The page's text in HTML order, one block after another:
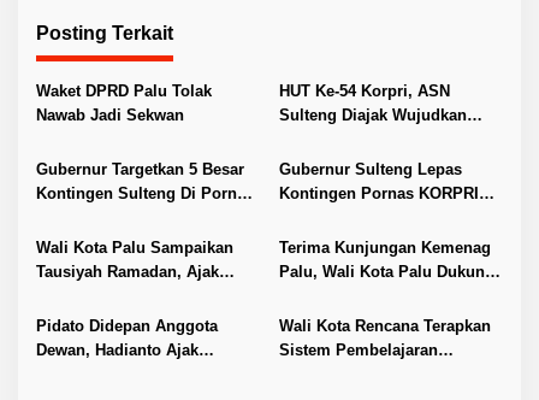
g
a
s
i
p
o
Posting Terkait
Waket DPRD Palu Tolak
Nawab Jadi Sekwan
HUT Ke-54 Korpri, ASN
Sulteng Diajak Wujudkan
Gubernur Targetkan 5 Besar
Kontingen Sulteng Di Pornas
Gubernur Sulteng Lepas
Kontingen Pornas KORPRI
Wali Kota Palu Sampaikan
Tausiyah Ramadan, Ajak
Terima Kunjungan Kemenag
Palu, Wali Kota Palu Dukung
Pidato Didepan Anggota
Dewan, Hadianto Ajak
Wali Kota Rencana Terapkan
Sistem Pembelajaran